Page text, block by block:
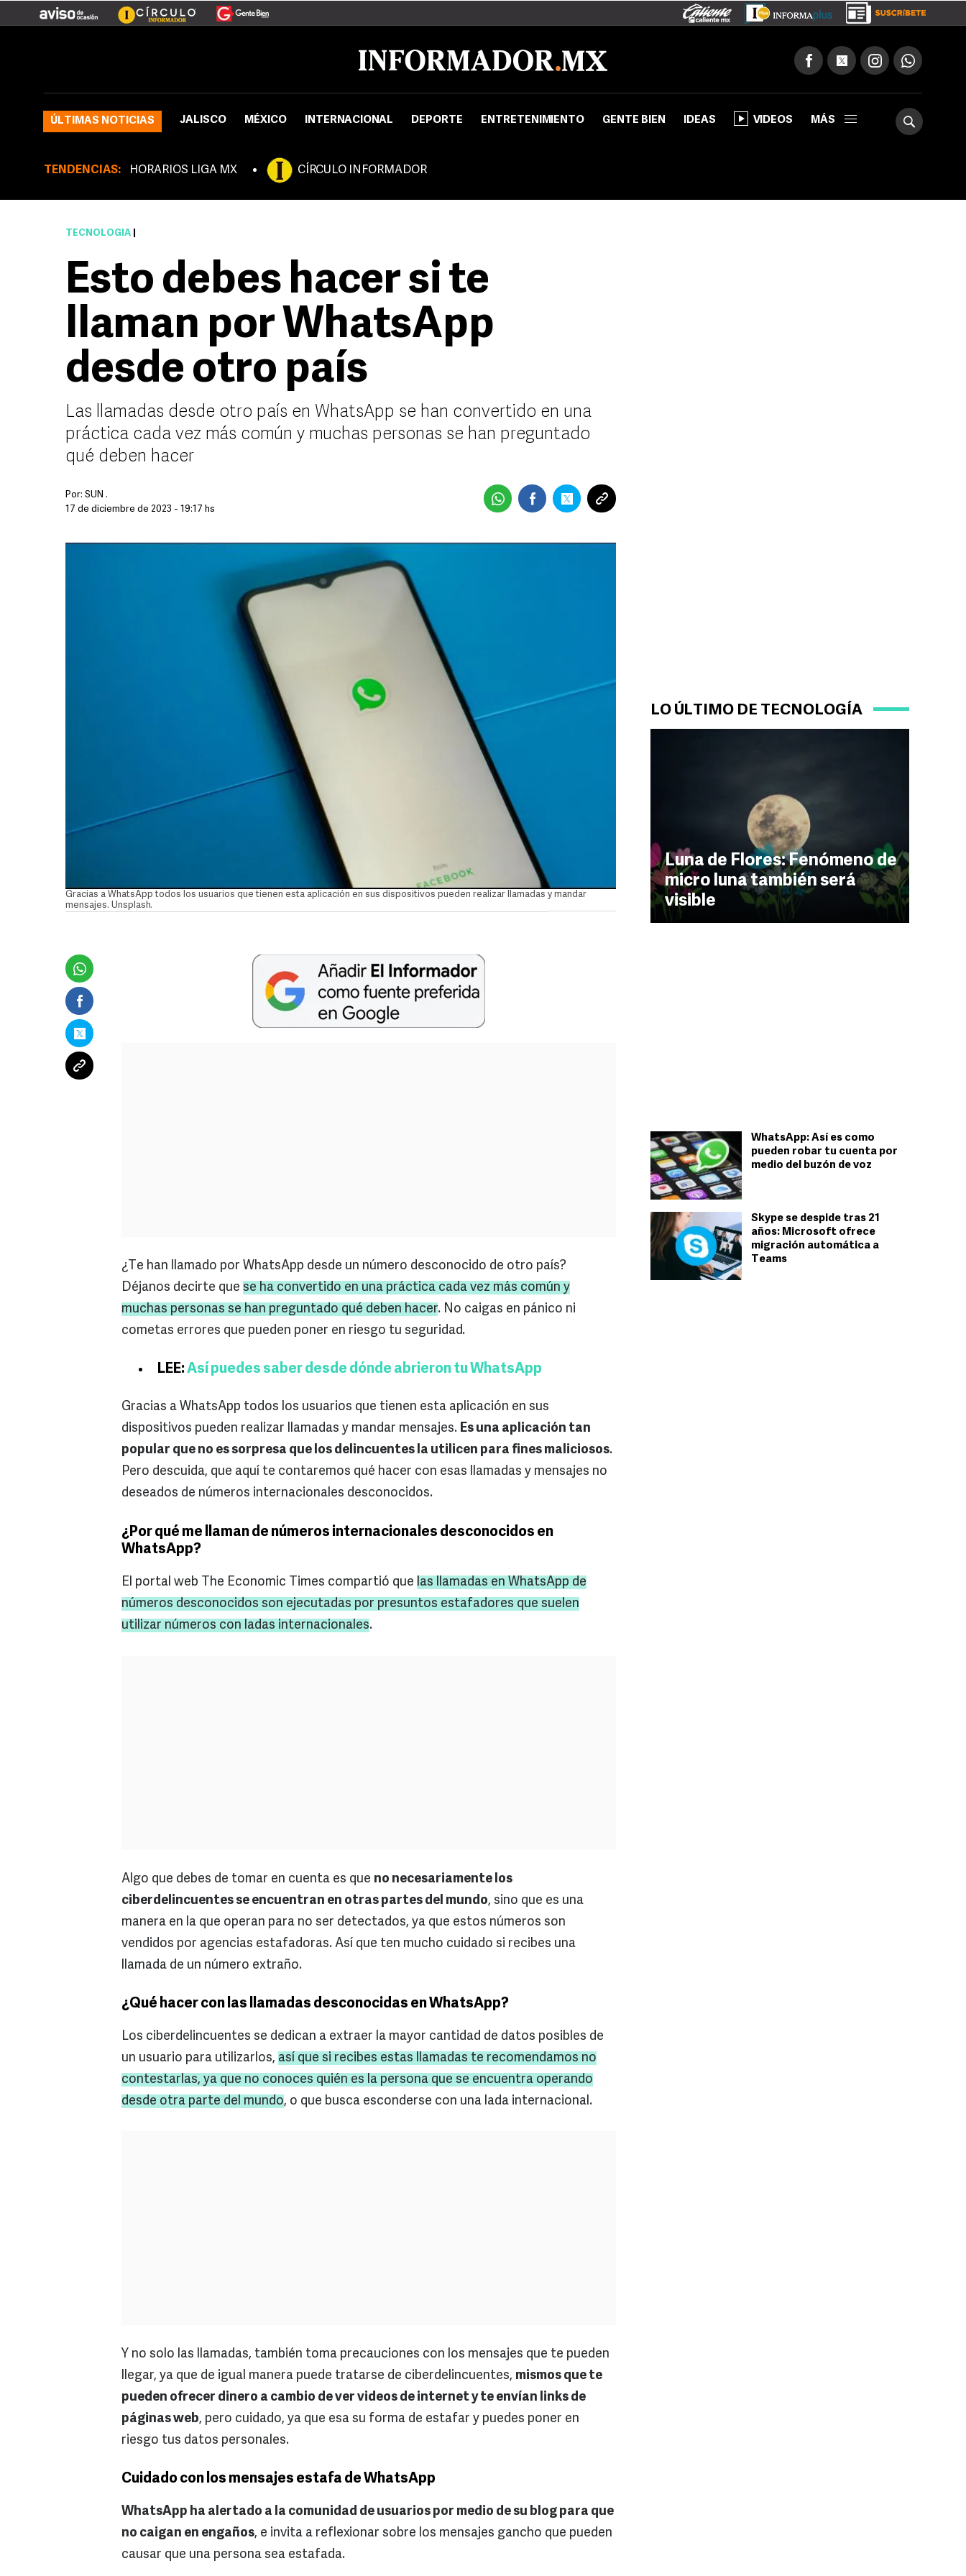
ÚLTIMAS NOTICIAS JALISCO MÉXICO INTERNACIONAL DEPORTE ENTRETENIMIENTO GENTE BIEN IDEAS VIDEOS MÁS
TENDENCIAS: HORARIOS LIGA MX CÍRCULO INFORMADOR
LO ÚLTIMO DE TECNOLOGÍA
Luna de Flores: Fenómeno de
micro luna también será
visible
WhatsApp: Así es como
pueden robar tu cuenta por
medio del buzón de voz
Skype se despide tras 21
años: Microsoft ofrece
migración automática a
Teams
TECNOLOGÍA
Esto debes hacer si te
llaman por WhatsApp
desde otro país
Las llamadas desde otro país en WhatsApp se han convertido en una
práctica cada vez más común y muchas personas se han preguntado
qué deben hacer
Por: SUN .
17 de diciembre de 2023 - 19:17 hs
Gracias a WhatsApp todos los usuarios que tienen esta aplicación en sus dispositivos pueden realizar llamadas y mandar
mensajes. Unsplash.
¿Te han llamado por WhatsApp desde un número desconocido de otro país?
Déjanos decirte que se ha convertido en una práctica cada vez más común y
muchas personas se han preguntado qué deben hacer. No caigas en pánico ni
cometas errores que pueden poner en riesgo tu seguridad.
LEE: Así puedes saber desde dónde abrieron tu WhatsApp
Gracias a WhatsApp todos los usuarios que tienen esta aplicación en sus
dispositivos pueden realizar llamadas y mandar mensajes. Es una aplicación tan
popular que no es sorpresa que los delincuentes la utilicen para fines maliciosos.
Pero descuida, que aquí te contaremos qué hacer con esas llamadas y mensajes no
deseados de números internacionales desconocidos.
¿Por qué me llaman de números internacionales desconocidos en
WhatsApp?
El portal web The Economic Times compartió que las llamadas en WhatsApp de
números desconocidos son ejecutadas por presuntos estafadores que suelen
utilizar números con ladas internacionales.
Algo que debes de tomar en cuenta es que no necesariamente los
ciberdelincuentes se encuentran en otras partes del mundo, sino que es una
manera en la que operan para no ser detectados, ya que estos números son
vendidos por agencias estafadoras. Así que ten mucho cuidado si recibes una
llamada de un número extraño.
¿Qué hacer con las llamadas desconocidas en WhatsApp?
Los ciberdelincuentes se dedican a extraer la mayor cantidad de datos posibles de
un usuario para utilizarlos, así que si recibes estas llamadas te recomendamos no
contestarlas, ya que no conoces quién es la persona que se encuentra operando
desde otra parte del mundo, o que busca esconderse con una lada internacional.
Y no solo las llamadas, también toma precauciones con los mensajes que te pueden
llegar, ya que de igual manera puede tratarse de ciberdelincuentes, mismos que te
pueden ofrecer dinero a cambio de ver videos de internet y te envían links de
páginas web, pero cuidado, ya que esa su forma de estafar y puedes poner en
riesgo tus datos personales.
Cuidado con los mensajes estafa de WhatsApp
WhatsApp ha alertado a la comunidad de usuarios por medio de su blog para que
no caigan en engaños, e invita a reflexionar sobre los mensajes gancho que pueden
causar que una persona sea estafada.